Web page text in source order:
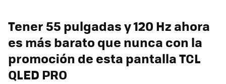
Tener 55 pulgadas y 120 Hz ahora
es más barato que nunca con la
promoción de esta pantalla TCL
QLED PRO